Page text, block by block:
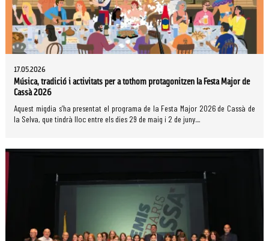
17.05.2026
Música, tradició i activitats per a tothom protagonitzen la Festa Major de
Cassà 2026
Aquest migdia s’ha presentat el programa de la Festa Major 2026 de Cassà de
la Selva, que tindrà lloc entre els dies 29 de maig i 2 de juny....